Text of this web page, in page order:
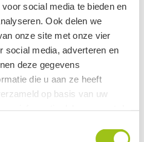
social media te bieden en
Ook delen we
onze site met onze vier
social media, adverteren en
deze gegevens
die u aan ze heeft
op basis van uw
deze oliën een harmonieuze
en een hoog Zen-gevoel geeft.
voor het slaapritueel, maar
van hoge spanning,